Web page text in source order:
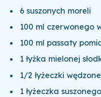
6 suszonych moreli
100 ml czerwonego
100 ml passaty
1 łyżka mielonej
1/2 łyżeczki
1 łyżeczka